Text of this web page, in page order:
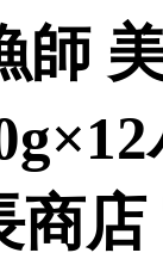
師
商